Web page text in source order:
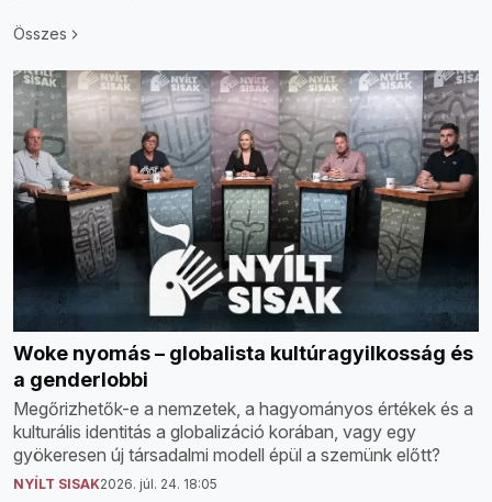
Összes
Woke nyomás – globalista kultúragyilkosság és
a genderlobbi
Megőrizhetők-e a nemzetek, a hagyományos értékek és a
kulturális identitás a globalizáció korában, vagy egy
gyökeresen új társadalmi modell épül a szemünk előtt?
NYÍLT SISAK2026. júl. 24. 18:05